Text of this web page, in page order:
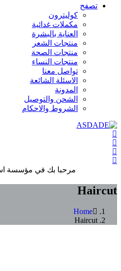
تصفح
كوليترون
مكملات غدائية
العناية بالبشرة
منتجات الشعر
منتجات الصحة
منتجات النساء
تواصل معنا
الاسئلة الشائعة
المدونة
الشحن والتوصيل
الشروط والاحكام
مرحبا بك في مؤسسة
Haircut
Home
Haircut